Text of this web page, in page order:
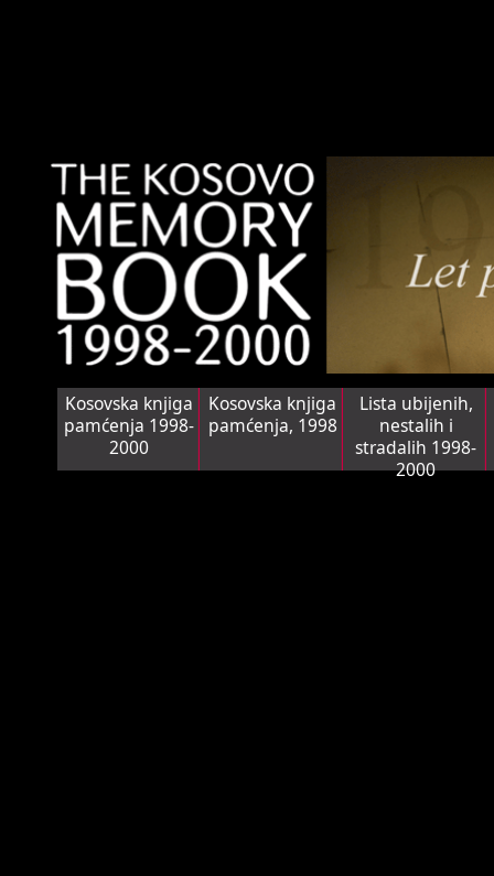
Kosovska knjiga
pamćenja 1998-
2000
Kosovska knjiga
pamćenja, 1998
Lista ubijenih,
nestalih i
stradalih 1998-
2000